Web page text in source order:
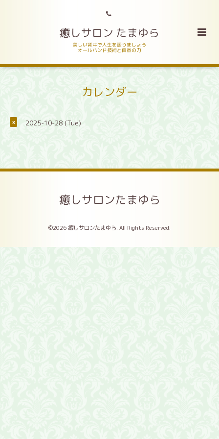
癒しサロン たまゆら
美しい背中で人生を語りましょう
オールハンド技術と自然の力
カレンダー
× 2025-10-28 (Tue)
癒しサロンたまゆら
©2026癒しサロンたまゆら. All Rights Reserved.